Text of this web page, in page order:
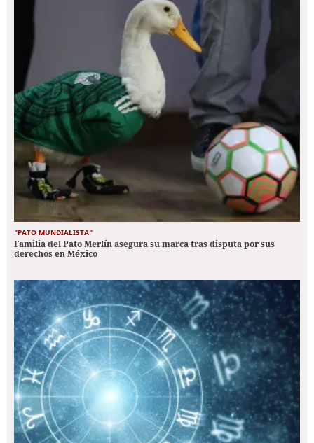
"PATO MUNDIALISTA"
Familia del Pato Merlín asegura su marca tras disputa por sus
derechos en México